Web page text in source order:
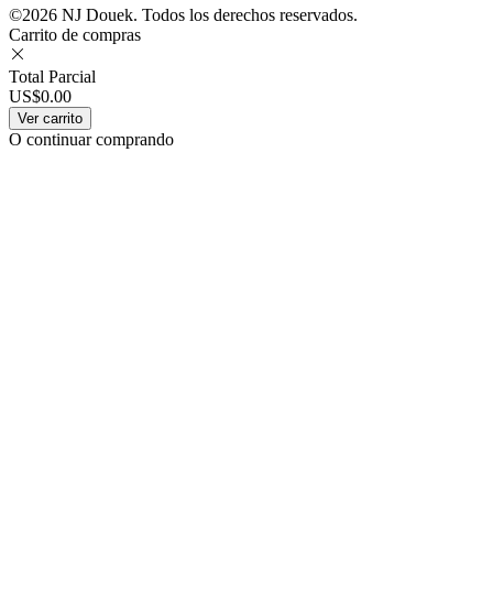
©2026 NJ Douek. Todos los derechos reservados.
Carrito de compras
Total Parcial
US$0.00
Ver carrito
O continuar comprando